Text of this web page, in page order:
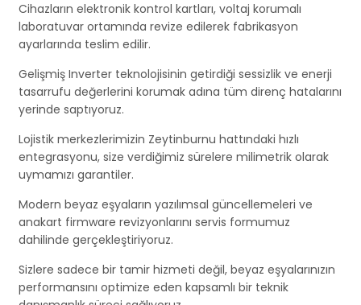
Cihazların elektronik kontrol kartları, voltaj korumalı
laboratuvar ortamında revize edilerek fabrikasyon
ayarlarında teslim edilir.
Gelişmiş Inverter teknolojisinin getirdiği sessizlik ve enerji
tasarrufu değerlerini korumak adına tüm direnç hatalarını
yerinde saptıyoruz.
Lojistik merkezlerimizin Zeytinburnu hattındaki hızlı
entegrasyonu, size verdiğimiz sürelere milimetrik olarak
uymamızı garantiler.
Modern beyaz eşyaların yazılımsal güncellemeleri ve
anakart firmware revizyonlarını servis formumuz
dahilinde gerçekleştiriyoruz.
Sizlere sadece bir tamir hizmeti değil, beyaz eşyalarınızın
performansını optimize eden kapsamlı bir teknik